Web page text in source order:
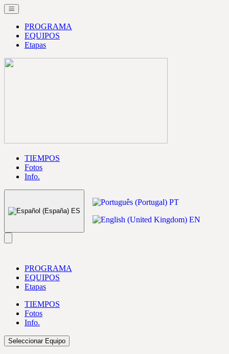
PROGRAMA
EQUIPOS
Etapas
TIEMPOS
Fotos
Info.
ES
PT
EN
PROGRAMA
EQUIPOS
Etapas
TIEMPOS
Fotos
Info.
Seleccionar Equipo